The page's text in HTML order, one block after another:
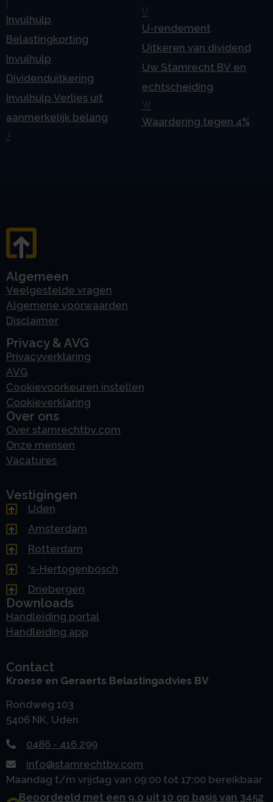
Invulhulp
Belastingkorting
Invulhulp
Dividenduitkering
Invulhulp Verlies uit
aanmerkelijk belang
U
U-rendement
Uitkeren van dividend
Uw Stamrecht BV en
echtscheiding
W
Waardering tegen 4%
Algemeen
Veelgestelde vragen
Algemene voorwaarden
Disclaimer
Privacy & AVG
Privacyverklaring
AVG
Cookievoorkeuren instellen
Cookieverklaring
Over ons
Over stamrechtbv.com
Onze mensen
Vacatures
Vestigingen
Uden
Amsterdam
Rotterdam
's-Hertogenbosch
Driebergen
Downloads
Handleiding portal
Handleiding app
Contact
Kroese en Geraerts Belastingadvies BV
Rondweg 103
5406 NK, Uden
0486 - 416 299
info@stamrechtbv.com
Maandag t/m vrijdag van 09:00 tot 17:00 bereikbaar
Beoordeeld met een 9.0 uit 10 op basis van 3452